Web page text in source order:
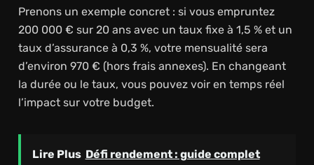
Prenons un exemple concret : si vous empruntez
200 000 € sur 20 ans avec un taux fixe à 1,5 % et un
taux d’assurance à 0,3 %, votre mensualité sera
d’environ 970 € (hors frais annexes). En changeant
la durée ou le taux, vous pouvez voir en temps réel
l’impact sur votre budget.
Lire Plus Défi rendement : guide complet